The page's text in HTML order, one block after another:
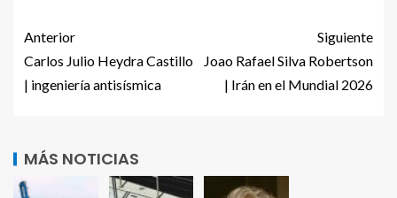
Anterior
Carlos Julio Heydra Castillo
| ingeniería antisísmica
Siguiente
Joao Rafael Silva Robertson
| Irán en el Mundial 2026
MÁS NOTICIAS